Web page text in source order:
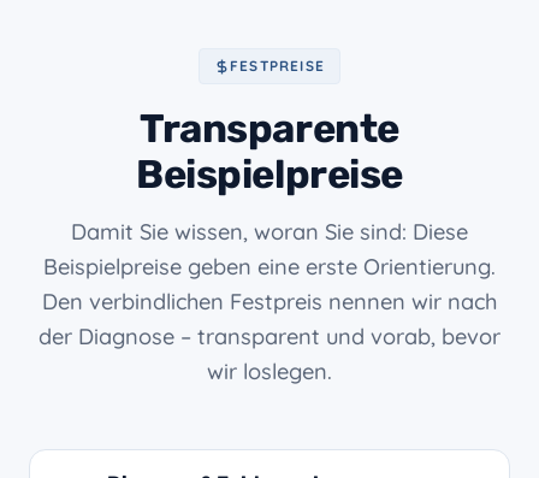
FESTPREISE
Transparente
Beispielpreise
Damit Sie wissen, woran Sie sind: Diese
Beispielpreise geben eine erste Orientierung.
Den verbindlichen Festpreis nennen wir nach
der Diagnose – transparent und vorab, bevor
wir loslegen.